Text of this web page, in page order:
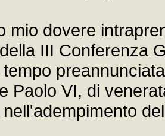
mio dovere
III Conferenza
Paolo VI, di